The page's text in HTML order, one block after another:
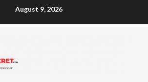
August 9, 2026